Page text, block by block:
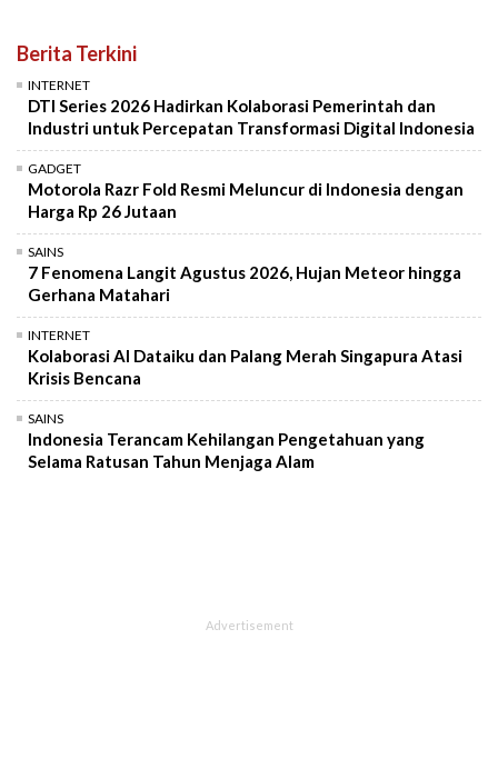
Berita Terkini
INTERNET
DTI Series 2026 Hadirkan Kolaborasi Pemerintah dan
Industri untuk Percepatan Transformasi Digital Indonesia
GADGET
Motorola Razr Fold Resmi Meluncur di Indonesia dengan
Harga Rp 26 Jutaan
SAINS
7 Fenomena Langit Agustus 2026, Hujan Meteor hingga
Gerhana Matahari
INTERNET
Kolaborasi AI Dataiku dan Palang Merah Singapura Atasi
Krisis Bencana
SAINS
Indonesia Terancam Kehilangan Pengetahuan yang
Selama Ratusan Tahun Menjaga Alam